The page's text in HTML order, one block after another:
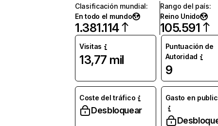
Clasificación mundial:
En todo el mundo
1.381.114
Rango del país:
Reino Unido
105.591
Visitas
13,77 mil
Puntuación de
Autoridad
9
Coste del tráfico
Desbloquear
Gasto en